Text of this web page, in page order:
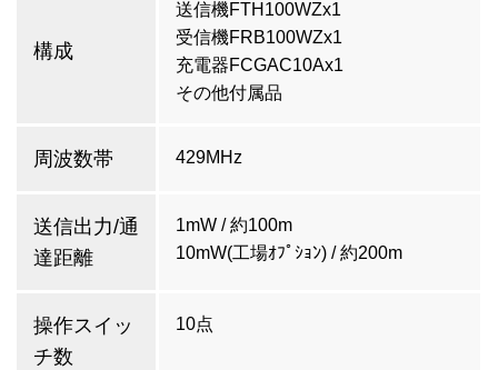
構成
送信機FTH100WZx1
受信機FRB100WZx1
充電器FCGAC10Ax1
その他付属品
周波数帯 429MHz
送信出力/通
達距離
1mW / 約100m
10mW(工場ｵﾌﾟｼｮﾝ) / 約200m
操作スイッ
チ数
10点